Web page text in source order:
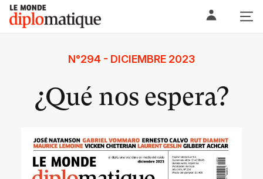
Skip
content
Le monde diplomatique
N°294 - DICIEMBRE 2023
¿Qué nos espera?